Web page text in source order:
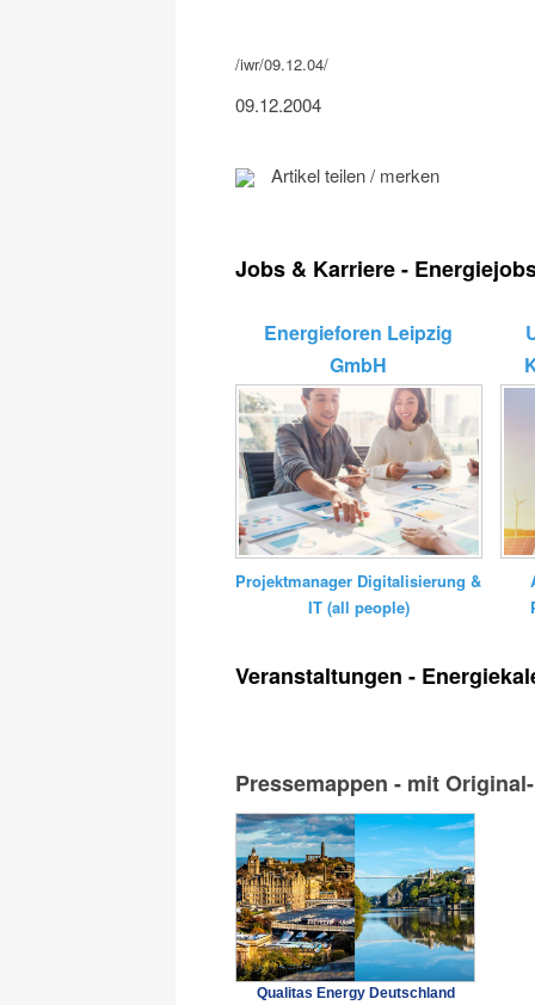
/iwr/09.12.04/
09.12.2004
Artikel teilen / merken
Jobs & Karriere -
Energieforen Leipzig
GmbH
Projektmanager Digitalisierung &
IT (all people)
Veranstaltungen -
Pressemappen - mit
Qualitas Energy Deutschland